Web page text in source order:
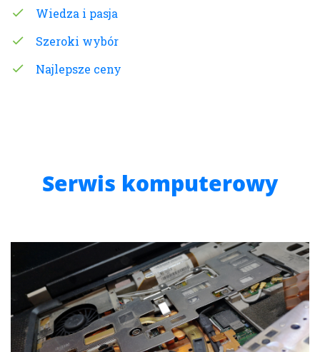
Wiedza i pasja
Szeroki wybór
Najlepsze ceny
Serwis komputerowy